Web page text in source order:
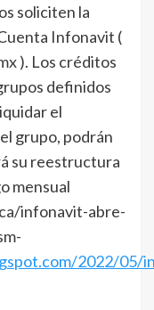
soliciten la
Infonavit (
). Los créditos
definidos
el
grupo, podrán
su reestructura
mensual
infonavit-abre-
2022/05/